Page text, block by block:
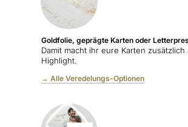
Goldfolie, geprägte Karten oder
Damit macht ihr eure Karten zusätzlich
Highlight.
→ Alle Veredelungs-Optionen